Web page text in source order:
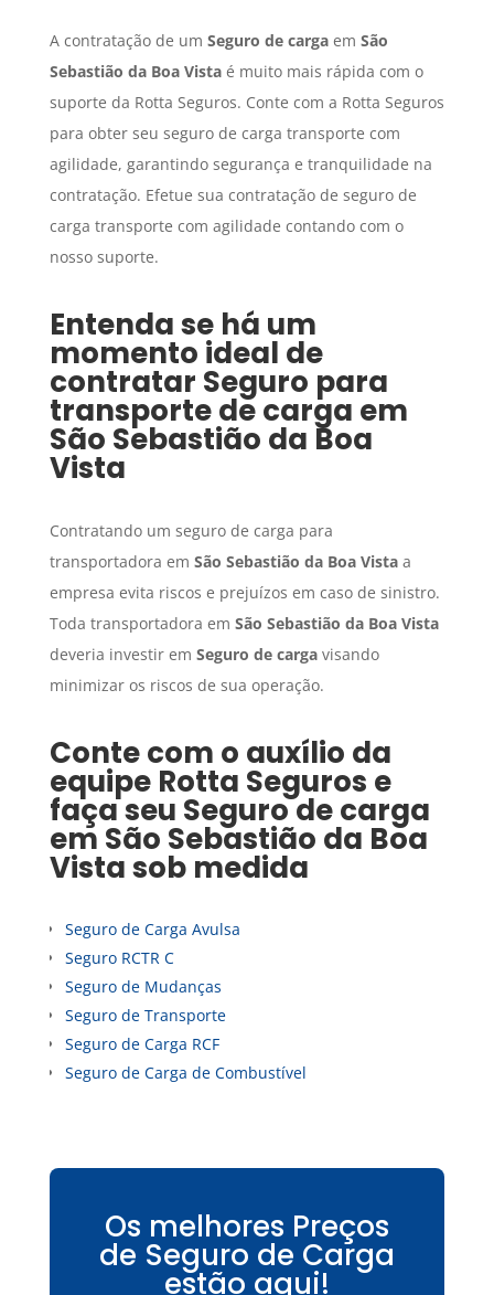
A contratação de um Seguro de cargaem São
Sebastião da Boa Vistaé muito mais rápida com o
suporte da Rotta Seguros. Conte com a Rotta Seguros
para obter seu seguro de carga transporte com
agilidade, garantindo segurança e tranquilidade na
contratação. Efetue sua contratação de seguro de
carga transporte com agilidade contando com o
nosso suporte.
Entenda se há um
momento ideal de
contratar Seguro para
transporte de carga em
São Sebastião da Boa
Vista
Contratando um seguro de carga para
transportadora em São Sebastião da Boa Vistaa
empresa evita riscos e prejuízos em caso de sinistro.
Toda transportadora em São Sebastião da Boa Vista
deveria investir em Seguro de cargavisando
minimizar os riscos de sua operação.
Conte com o auxílio da
equipe Rotta Seguros e
faça seu Seguro de carga
em São Sebastião da Boa
Vistasob medida
Seguro de Carga Avulsa
Seguro RCTR C
Seguro de Mudanças
Seguro de Transporte
Seguro de Carga RCF
Seguro de Carga de Combustível
Os melhores Preços
de Seguro de Carga
estão aqui!